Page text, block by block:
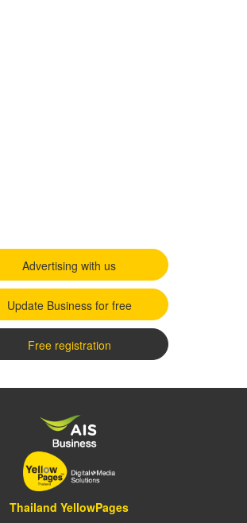
Advertising with us
Update Business for free
Free registration
Thailand YellowPages